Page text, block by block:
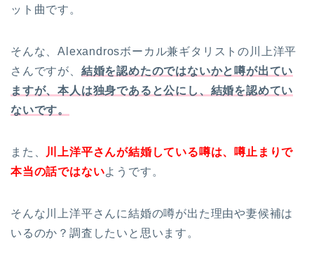
ット曲です。
そんな、Alexandrosボーカル兼ギタリストの川上洋平
さんですが、 結婚を認めたのではないかと噂が出てい
ますが、本人は独身であると公にし、結婚を認めてい
ないです。
また、
川上洋平さんが結婚している噂は、噂止まりで
本当の話ではないようです。
そんな川上洋平さんに結婚の噂が出た理由や妻候補は
いるのか？調査したいと思います。